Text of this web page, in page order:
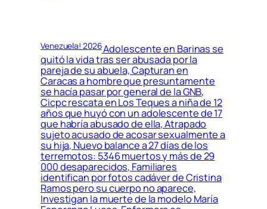
Venezuela! 2026Adolescente en Barinas se
quitó la vida tras ser abusada por la
pareja de su abuela, Capturan en
Caracas a hombre que presuntamente
se hacía pasar por general de la GNB,
Cicpc rescata en Los Teques a niña de 12
años que huyó con un adolescente de 17
que habría abusado de ella, Atrapado
sujeto acusado de acosar sexualmente a
su hija, Nuevo balance a 27 días de los
terremotos: 5346 muertos y más de 29
000 desaparecidos, Familiares
identifican por fotos cadáver de Cristina
Ramos pero su cuerpo no aparece,
Investigan la muerte de la modelo María